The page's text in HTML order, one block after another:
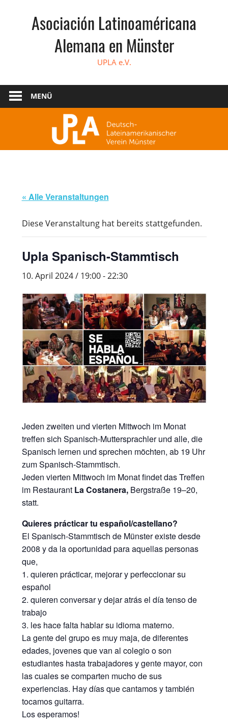
Asociación Latinoaméricana
Alemana en Münster
UPLA e.V.
MENÜ
« Alle Veranstaltungen
Diese Veranstaltung hat bereits stattgefunden.
Upla Spanisch-Stammtisch
10. April 2024 / 19:00-22:30
Jeden zweiten und vierten Mittwoch im Monat
treffen sich Spanisch-Muttersprachler und alle, die
Spanisch lernen und sprechen möchten, ab 19 Uhr
zum Spanisch-Stammtisch.
Jeden vierten Mittwoch im Monat findet das Treffen
im Restaurant La Costanera, Bergstraße 19–20,
statt.
Quieres prácticar tu español/castellano?
El Spanisch-Stammtisch de Münster existe desde
2008 y da la oportunidad para aquellas personas
que,
1. quieren prácticar, mejorar y perfeccionar su
español
2. quieren conversar y dejar atrás el día tenso de
trabajo
3. les hace falta hablar su idioma materno.
La gente del grupo es muy maja, de diferentes
edades, jovenes que van al colegio o son
estudiantes hasta trabajadores y gente mayor, con
las cuales se comparten mucho de sus
experiencias. Hay días que cantamos y también
tocamos guitarra.
Los esperamos!